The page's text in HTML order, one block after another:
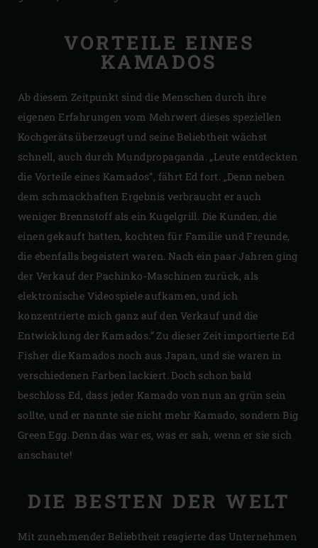
VORTEILE EINES
KAMADOS
Ab diesem Zeitpunkt sind die Menschen durch ihre
eigenen Erfahrungen vom Mehrwert dieses speziellen
Kochgeräts überzeugt und seine Beliebtheit wächst
schnell, auch durch Mundpropaganda. „Leute entdeckten
die Vorteile eines Kamados”, fährt Ed fort. „Denn neben
dem schmackhaften Ergebnis verbraucht er auch
weniger Brennstoff als ein Kugelgrill. Die Kunden, die
einen gekauft hatten, kochten für Familie und Freunde,
die ebenfalls begeistert waren. Nach ein paar Jahren ging
der Verkauf der Pachinko-Maschinen zurück, als
elektronische Videospiele aufkamen, und ich
konzentrierte mich ganz auf den Verkauf und die
Entwicklung der Kamados.” Zu dieser Zeit importierte Ed
Fisher die Kamados noch aus Japan, und sie waren in
verschiedenen Farben lackiert. Doch schon bald
beschloss Ed, dass jeder Kamado von nun an grün sein
sollte, und er nannte sie nicht mehr Kamado, sondern Big
Green Egg. Denn das war es, was er sah, wenn er sie sich
anschaute!
DIE BESTEN DER WELT
Mit zunehmender Beliebtheit reagierte das Unternehmen